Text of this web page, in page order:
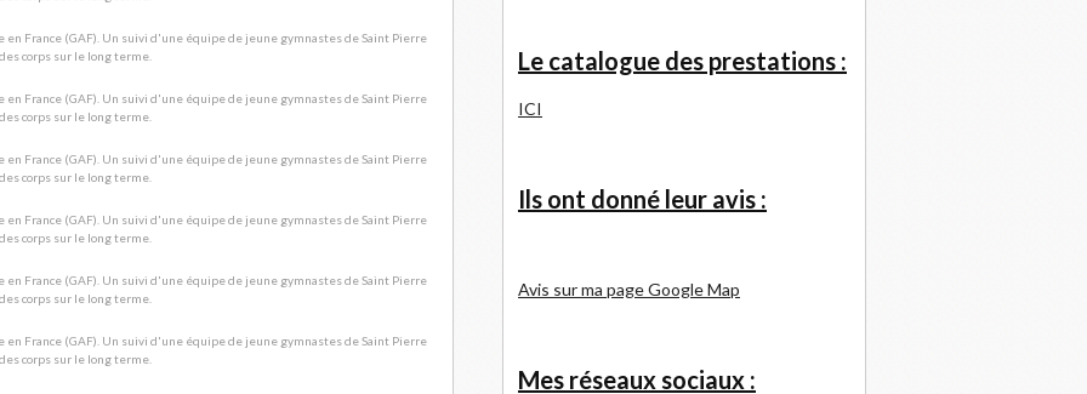
Le catalogue des prestations :
ICI
Ils ont donné leur avis :
Avis sur ma page Google Map
Mes réseaux sociaux :